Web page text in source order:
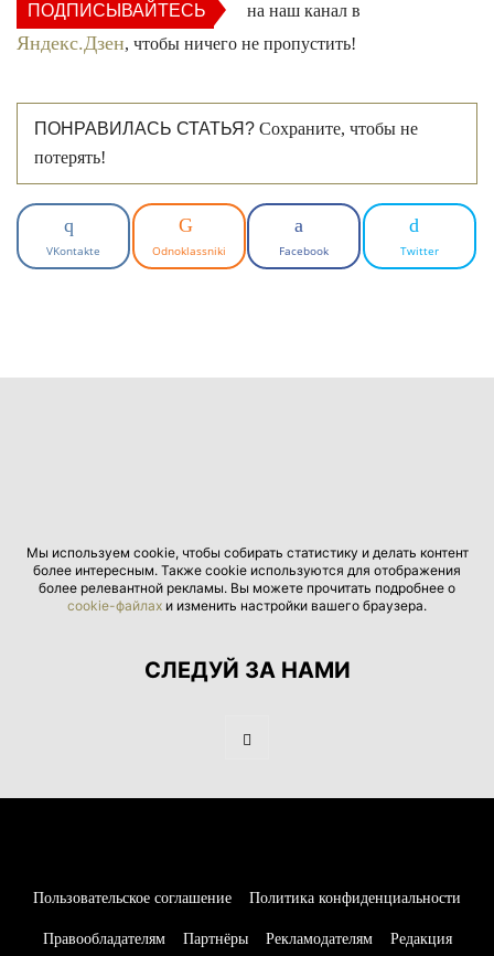
ПОДПИСЫВАЙТЕСЬ на наш канал в
Яндекс.Дзен, чтобы ничего не пропустить!
ПОНРАВИЛАСЬ СТАТЬЯ? Сохраните, чтобы не
потерять!
VKontakte Odnoklassniki Facebook Twitter
Мы используем cookie, чтобы собирать статистику и делать контент
более интересным. Также cookie используются для отображения
более релевантной рекламы. Вы можете прочитать подробнее о
cookie-файлах и изменить настройки вашего браузера.
СЛЕДУЙ ЗА НАМИ
Пользовательское соглашение Политика конфиденциальности
Правообладателям Партнёры Рекламодателям Редакция